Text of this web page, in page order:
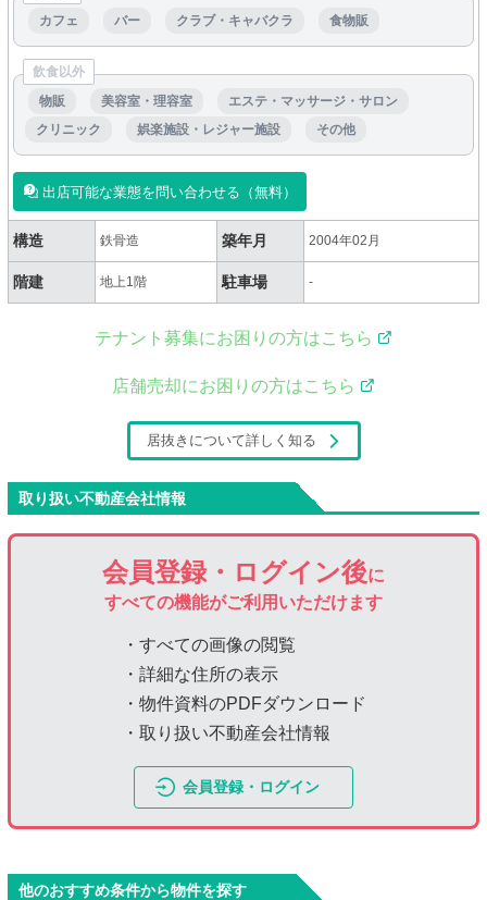
カフェ
バー クラブ・キャバクラ 食物販
飲食以外
物販
美容室・理容室
エステ・マッサージ・サロン
クリニック
娯楽施設・レジャー施設 その他
出店可能な業態を問い合わせる（無料）
構造 鉄骨造 築年月 2004年02月
階建 地上1階 駐車場 -
テナント募集にお困りの方はこちら
店舗売却にお困りの方はこちら
居抜きについて詳しく知る
取り扱い不動産会社情報
会員登録・ログイン後に
すべての機能がご利用いただけます
・すべての画像の閲覧
・詳細な住所の表示
・物件資料のPDFダウンロード
・取り扱い不動産会社情報
会員登録・ログイン
他のおすすめ条件から物件を探す